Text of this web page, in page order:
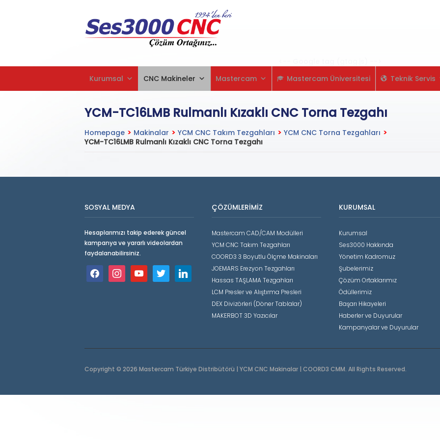
Kurumsal
CNC Makineler Mastercam Mastercam Üniversitesi Teknik Servis
YCM-TC16LMB Rulmanlı Kızaklı CNC Torna Tezgahı
Homepage > Makinalar > YCM CNC Takım Tezgahları > YCM CNC Torna Tezgahları >
YCM-TC16LMB Rulmanlı Kızaklı CNC Torna Tezgahı
SOSYAL MEDYA
Hesaplarımızı takip ederek güncel
kampanya ve yararlı videolardan
faydalanabilirsiniz.
facebookinstagramyoutube twitter linkedin
ÇÖZÜMLERIMIZ
Mastercam CAD/CAM Modülleri
YCM CNC Takım Tezgahları
COORD3 3 Boyutlu Ölçme Makinaları
JOEMARS Erezyon Tezgahları
Hassas TAŞLAMA Tezgahları
LCM Presler ve Alıştırma Presleri
DEX Divizörleri (Döner Tablalar)
MAKERBOT 3D Yazıcılar
KURUMSAL
Kurumsal
Ses3000 Hakkında
Yönetim Kadromuz
Şubelerimiz
Çözüm Ortaklarımız
Ödüllerimiz
Başarı Hikayeleri
Haberler ve Duyurular
Kampanyalar ve Duyurular
Copyright © 2026 Mastercam Türkiye Distribütörü | YCM CNC Makinalar | COORD3 CMM. All Rights Reserved.